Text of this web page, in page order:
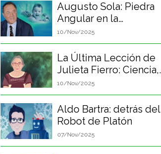
Augusto Sola: Piedra
Angular en la
Neonatología
Latinoamericana
10/Nov/2025
La Última Lección de
Julieta Fierro: Ciencia,
Retos y la Felicidad
Perpetua
10/Nov/2025
Aldo Bartra: detrás del
Robot de Platón
07/Nov/2025